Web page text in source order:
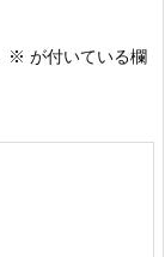
※ が付いている欄